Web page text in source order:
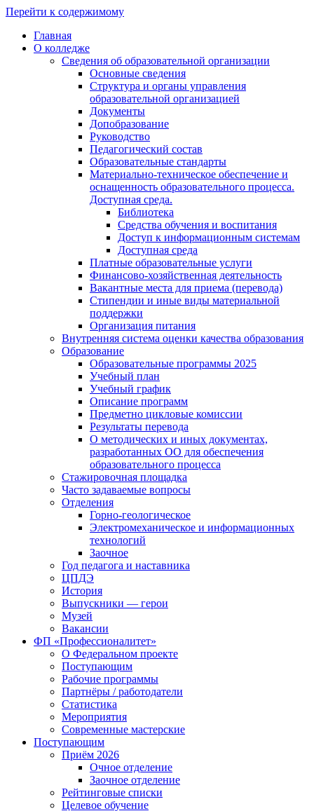
Перейти к содержимому
Главная
О колледже
Сведения об образовательной организации
Основные сведения
Структура и органы управления
образовательной организацией
Документы
Допобразование
Руководство
Педагогический состав
Образовательные стандарты
Материально-техническое обеспечение и
оснащенность образовательного процесса.
Доступная среда.
Библиотека
Средства обучения и воспитания
Доступ к информационным системам
Доступная среда
Платные образовательные услуги
Финансово-хозяйственная деятельность
Вакантные места для приема (перевода)
Стипендии и иные виды материальной
поддержки
Организация питания
Внутренняя система оценки качества образования
Образование
Образовательные программы 2025
Учебный план
Учебный график
Описание программ
Предметно цикловые комиссии
Результаты перевода
О методических и иных документах,
разработанных ОО для обеспечения
образовательного процесса
Стажировочная площадка
Часто задаваемые вопросы
Отделения
Горно-геологическое
Электромеханическое и информационных
технологий
Заочное
Год педагога и наставника
ЦПДЭ
История
Выпускники — герои
Музей
Вакансии
ФП «Профессионалитет»
О Федеральном проекте
Поступающим
Рабочие программы
Партнёры / работодатели
Статистика
Мероприятия
Современные мастерские
Поступающим
Приём 2026
Очное отделение
Заочное отделение
Рейтинговые списки
Целевое обучение